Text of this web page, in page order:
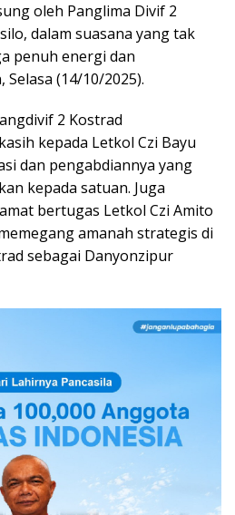
oleh Panglima Divif 2
dalam suasana yang tak
penuh energi dan
(14/10/2025).
2 Kostrad
kepada Letkol Czi Bayu
dan pengabdiannya yang
kepada satuan. Juga
bertugas Letkol Czi Amito
amanah strategis di
sebagai Danyonzipur